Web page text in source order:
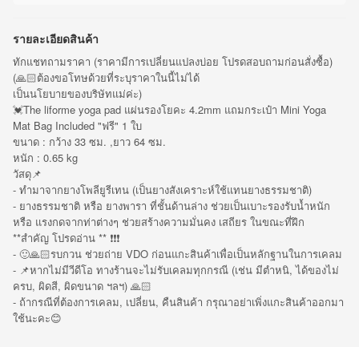
รายละเอียดสินค้า
ทักแชทถามราคา (ราคามีการเปลี่ยนแปลงบ่อย โปรดสอบถามก่อนสั่งซื้อ)
(🙏🏻ต้องขอโทษด้วยที่ระบุราคาในนี้ไม่ได้
เป็นนโยบายของบริษัทแม่ค่ะ)
💓The liforme yoga pad แผ่นรองโยคะ 4.2mm แถมกระเป๋า Mini​ Yoga
Mat Bag Included "ฟรี" 1 ใบ
ขนาด : กว้าง 33 ซม. ,ยาว 64 ซม.
หนัก : 0.65 kg
วัสดุ📌
- ทำมาจากยางโพลียูรีเทน (เป็นยางสังเคราะห์ใช้แทนยางธรรมชาติ)
- ยางธรรมชาติ หรือ ยางพารา ที่ชั้นด้านล่าง ช่วยเป็นเบาะรองรับน้ำหนัก
หรือ แรงกดจากท่าต่างๆ ช่วยสร้างความมั่นคง เสถียร ในขณะที่ฝึก
**สำคัญ โปรดอ่าน ** ❗️❗️❗️
- 🙂🙏🏻รบกวน ช่วยถ่าย VDO ก่อนแกะสินค้าเพื่อเป็นหลักฐานในการเคลม
- 📌หากไม่มีวีดีโอ ทางร้านจะไม่รับเคลมทุกกรณี (เช่น มีตำหนิ, ได้ของไม่
ครบ, ผิดสี, ผิดขนาด ฯลฯ) 🙏🏻
- ถ้ากรณีที่ต้องการเคลม, เปลี่ยน, คืนสินค้า กรุณาอย่าเพิ่งแกะสินค้าออกมา
ใช้นะคะ😊